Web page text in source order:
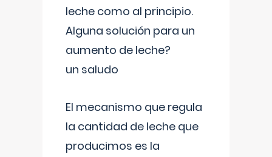
leche como al principio.
Alguna solución para un
aumento de leche?
un saludo
El mecanismo que regula
la cantidad de leche que
producimos es la